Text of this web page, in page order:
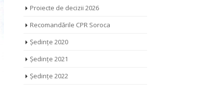
Proiecte de decizii 2026
Recomandările CPR Soroca
Ședințe 2020
Ședințe 2021
Ședințe 2022